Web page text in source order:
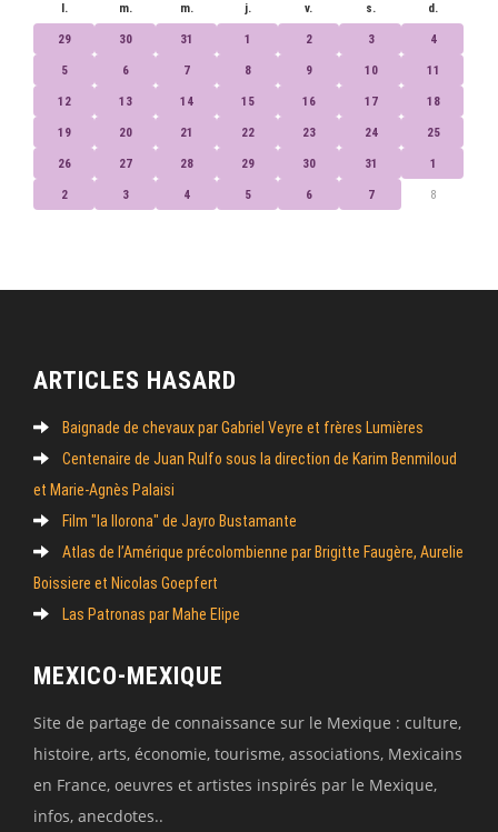
l. m. m. j. v. s. d.
29 30 31 1 2 3 4
5 6 7 8 9 10 11
12 13 14 15 16 17 18
19 20 21 22 23 24 25
26 27 28 29 30 31 1
2 3 4 5 6 7 8
ARTICLES HASARD
Baignade de chevaux par Gabriel Veyre et frères Lumières
Centenaire de Juan Rulfo sous la direction de Karim Benmiloud
et Marie-Agnès Palaisi
Film "la llorona" de Jayro Bustamante
Atlas de l’Amérique précolombienne par Brigitte Faugère, Aurelie
Boissiere et Nicolas Goepfert
Las Patronas par Mahe Elipe
MEXICO-MEXIQUE
Site de partage de connaissance sur le Mexique : culture,
histoire, arts, économie, tourisme, associations, Mexicains
en France, oeuvres et artistes inspirés par le Mexique,
infos, anecdotes..